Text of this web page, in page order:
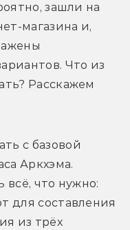
зашли на
магазина и,
Что из
Расскажем
с базовой
Аркхэма.
всё, что нужно:
для составления
из трёх